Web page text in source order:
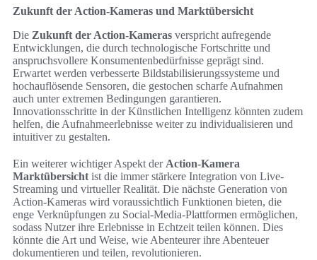
Zukunft der Action-Kameras und Marktübersicht
Die Zukunft der Action-Kameras verspricht aufregende
Entwicklungen, die durch technologische Fortschritte und
anspruchsvollere Konsumentenbedürfnisse geprägt sind.
Erwartet werden verbesserte Bildstabilisierungssysteme und
hochauflösende Sensoren, die gestochen scharfe Aufnahmen
auch unter extremen Bedingungen garantieren.
Innovationsschritte in der Künstlichen Intelligenz könnten zudem
helfen, die Aufnahmeerlebnisse weiter zu individualisieren und
intuitiver zu gestalten.
Ein weiterer wichtiger Aspekt derAction-Kamera
Marktübersichtist die immer stärkere Integration von Live-
Streaming und virtueller Realität. Die nächste Generation von
Action-Kameras wird voraussichtlich Funktionen bieten, die
enge Verknüpfungen zu Social-Media-Plattformen ermöglichen,
sodass Nutzer ihre Erlebnisse in Echtzeit teilen können. Dies
könnte die Art und Weise, wie Abenteurer ihre Abenteuer
dokumentieren und teilen, revolutionieren.